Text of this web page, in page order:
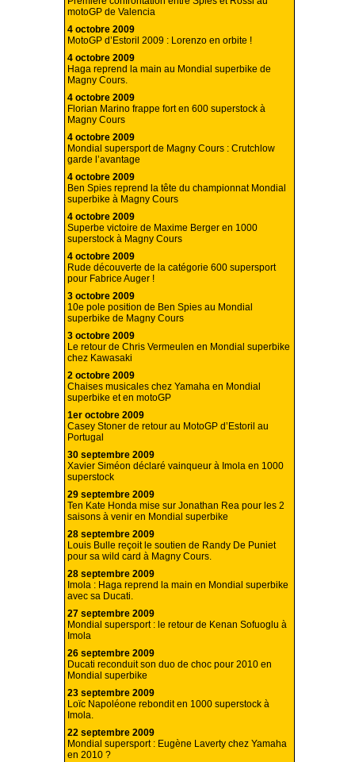
motoGP de Valencia
4 octobre 2009
MotoGP d’Estoril 2009 : Lorenzo en orbite !
4 octobre 2009
Haga reprend la main au Mondial superbike de
Magny Cours.
4 octobre 2009
Florian Marino frappe fort en 600 superstock à
Magny Cours
4 octobre 2009
Mondial supersport de Magny Cours : Crutchlow
garde l’avantage
4 octobre 2009
Ben Spies reprend la tête du championnat Mondial
superbike à Magny Cours
4 octobre 2009
Superbe victoire de Maxime Berger en 1000
superstock à Magny Cours
4 octobre 2009
Rude découverte de la catégorie 600 supersport
pour Fabrice Auger !
3 octobre 2009
10e pole position de Ben Spies au Mondial
superbike de Magny Cours
3 octobre 2009
Le retour de Chris Vermeulen en Mondial superbike
chez Kawasaki
2 octobre 2009
Chaises musicales chez Yamaha en Mondial
superbike et en motoGP
1er octobre 2009
Casey Stoner de retour au MotoGP d’Estoril au
Portugal
30 septembre 2009
Xavier Siméon déclaré vainqueur à Imola en 1000
superstock
29 septembre 2009
Ten Kate Honda mise sur Jonathan Rea pour les 2
saisons à venir en Mondial superbike
28 septembre 2009
Louis Bulle reçoit le soutien de Randy De Puniet
pour sa wild card à Magny Cours.
28 septembre 2009
Imola : Haga reprend la main en Mondial superbike
avec sa Ducati.
27 septembre 2009
Mondial supersport : le retour de Kenan Sofuoglu à
Imola
26 septembre 2009
Ducati reconduit son duo de choc pour 2010 en
Mondial superbike
23 septembre 2009
Loïc Napoléone rebondit en 1000 superstock à
Imola.
22 septembre 2009
Mondial supersport : Eugène Laverty chez Yamaha
en 2010 ?